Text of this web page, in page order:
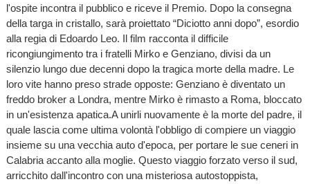
l'ospite incontra il pubblico e riceve il Premio. Dopo la consegna
della targa in cristallo, sarà proiettato “Diciotto anni dopo”, esordio
alla regia di Edoardo Leo. Il film racconta il difficile
ricongiungimento tra i fratelli Mirko e Genziano, divisi da un
silenzio lungo due decenni dopo la tragica morte della madre. Le
loro vite hanno preso strade opposte: Genziano è diventato un
freddo broker a Londra, mentre Mirko è rimasto a Roma, bloccato
in un'esistenza apatica.A unirli nuovamente è la morte del padre, il
quale lascia come ultima volontà l'obbligo di compiere un viaggio
insieme su una vecchia auto d'epoca, per portare le sue ceneri in
Calabria accanto alla moglie. Questo viaggio forzato verso il sud,
arricchito dall'incontro con una misteriosa autostoppista,